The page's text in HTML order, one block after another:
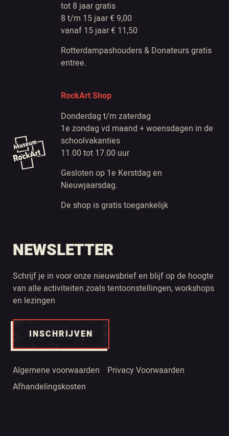
tot 8 jaar gratis
8 t/m 15 jaar € 9,00
vanaf 15 jaar € 11,50
Rotterdampashouders & Donateurs gratis
entree.
RockArt Shop
Donderdag t/m zaterdag
1e zondag vd maand + woensdagen in de
schoolvakanties
11.00 tot 17.00 uur
Gesloten op 1e Kerstdag en
Nieuwjaarsdag.
De shop is gratis toegankelijk
NEWSLETTER
Schrijf je in voor onze nieuwsbrief en blijf op de hoogte
van alle activiteiten zoals tentoonstellingen, workshops
en lezingen
INSCHRIJVEN
Algemene voorwaarden
Privacy Voorwaarden
Afhandelingskosten